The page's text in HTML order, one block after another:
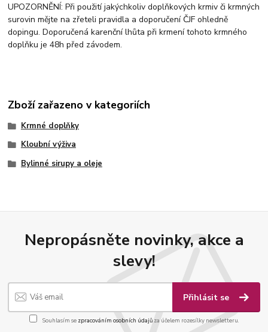
UPOZORNĚNÍ: Při použití jakýchkoliv doplňkových krmiv či krmných
surovin mějte na zřeteli pravidla a doporučení ČJF ohledně
dopingu. Doporučená karenční lhůta při krmení tohoto krmného
doplňku je 48h před závodem.
Zboží zařazeno v kategoriích
Krmné doplňky
Kloubní výživa
Bylinné sirupy a oleje
Nepropásněte novinky, akce a
slevy!
Přihlásit se
Souhlasím se zpracováním osobních údajůza účelem rozesílky newsletteru.